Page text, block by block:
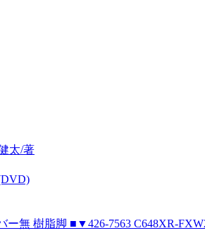
太/著
無 樹脂脚 ■▼426-7563 C648XR-